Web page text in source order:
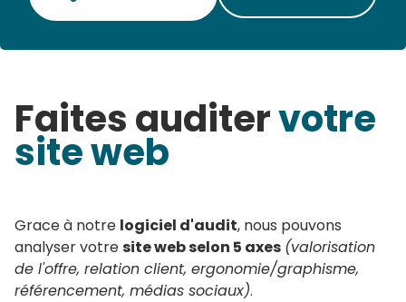
Faites auditervotre
site web
Grace à notre logiciel d'audit, nous pouvons
analyser votresite web selon 5 axes (valorisation
de l'offre, relation client, ergonomie/graphisme,
référencement, médias sociaux).